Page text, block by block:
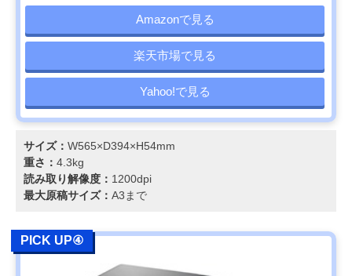
Amazonで見る
楽天市場で見る
Yahoo!で見る
サイズ： W565×D394×H54mm
重さ： 4.3kg
読み取り解像度： 1200dpi
最大原稿サイズ： A3まで
PICK UP④